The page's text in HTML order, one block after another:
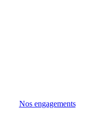
Nos engagements